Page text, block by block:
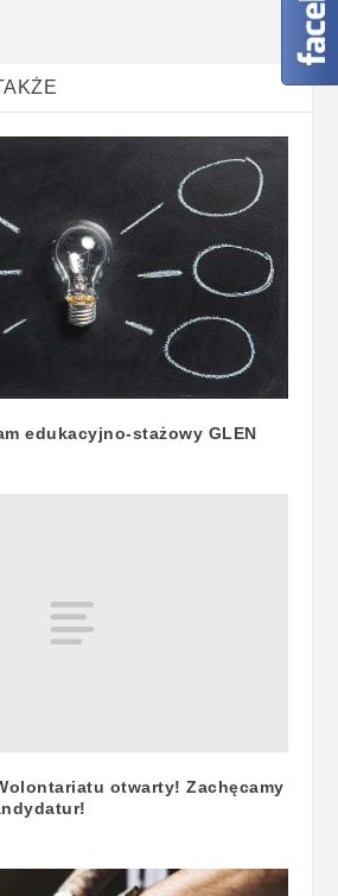
edukacyjno-stażowy GLEN
otwarty! Zachęcamy